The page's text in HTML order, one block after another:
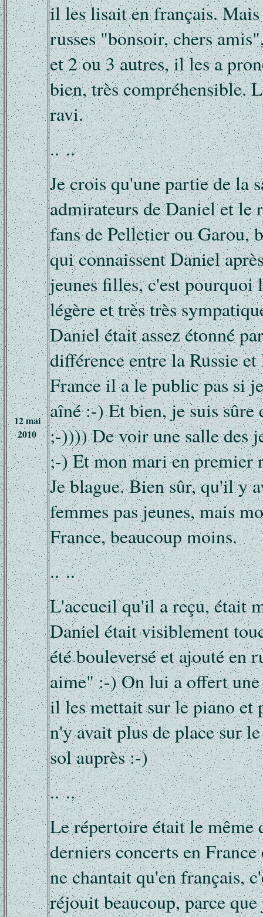
12 mai
2010
il les lisait en français. Mais
russes "bonsoir, chers
et 2 ou 3 autres, il les a
bien, très compréhensible.
ravi.
.. ..
Je crois qu'une partie de la
admirateurs de Daniel et le
fans de Pelletier ou Garou,
qui connaissent Daniel
jeunes filles, c'est pourquoi
légère et très très
Daniel était assez étonné
différence entre la Russie
France il a le public pas si
aîné :-) Et bien, je suis
;-)))) De voir une salle des
;-) Et mon mari en premier
Je blague. Bien sûr, qu'il y
femmes pas jeunes, mais
France, beaucoup moins.
.. ..
L'accueil qu'il a reçu, était
Daniel était visiblement
été bouleversé et ajouté en
aime" :-) On lui a offert
il les mettait sur le piano et
n'y avait plus de place sur
sol auprès :-)
.. ..
Le répertoire était le même
derniers concerts en
ne chantait qu'en français,
réjouit beaucoup, parce